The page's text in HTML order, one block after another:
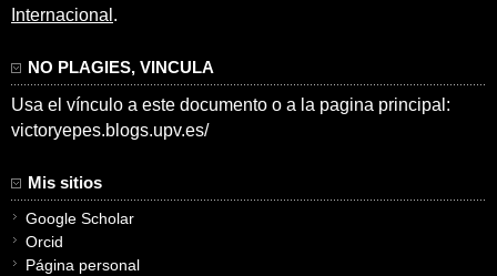
Internacional .
NO PLAGIES, VINCULA
Usa el vínculo a este documento o a la pagina principal:
victoryepes.blogs.upv.es/
Mis sitios
Google Scholar
Orcid
Página personal